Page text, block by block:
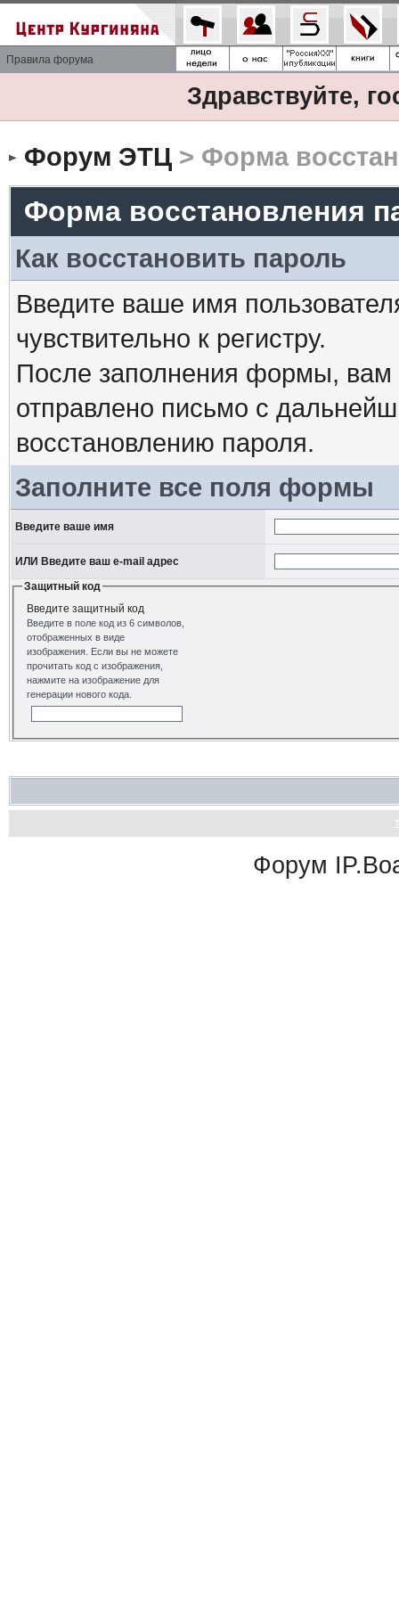
Правила форума
Здравствуйте,
Форум ЭТЦ> Форма
Форма восстановления
Как восстановить пароль
Введите ваше имя
чувствительно к регистру.
После заполнения формы, вам
отправлено письмо с
восстановлению пароля.
Заполните все поля формы
Введите ваше имя
ИЛИ Введите ваш e-mail адрес
Защитный код
Введите защитный код
Введите в поле код из 6 символов,
отображенных в виде
изображения. Если вы не можете
прочитать код с изображения,
нажмите на изображение для
генерации нового кода.
Форум